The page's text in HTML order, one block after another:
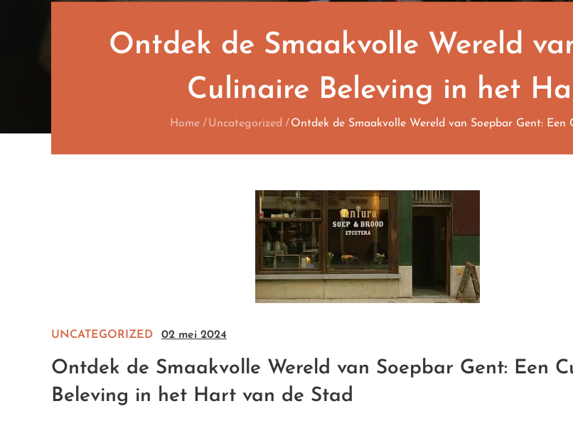
Ontdek de Smaakvolle Wereld
Culinaire Beleving in het
Home Uncategorized Ontdek de Smaakvolle Wereld van Soepbar Gent:
UNCATEGORIZED 02 mei 2024
Ontdek de Smaakvolle Wereld van Soepbar Gent: Een
Beleving in het Hart van de Stad